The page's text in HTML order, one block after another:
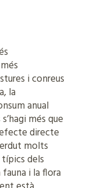
i conreus
la
anual
més que
directe
molts
dels
i la flora